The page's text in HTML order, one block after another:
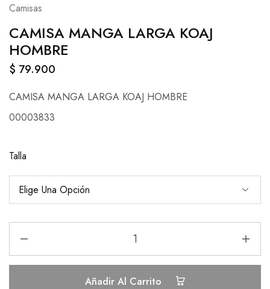
Camisas
CAMISA MANGA LARGA KOAJ
HOMBRE
$ 79.900
CAMISA MANGA LARGA KOAJ HOMBRE
00003833
Talla
Añadir Al Carrito